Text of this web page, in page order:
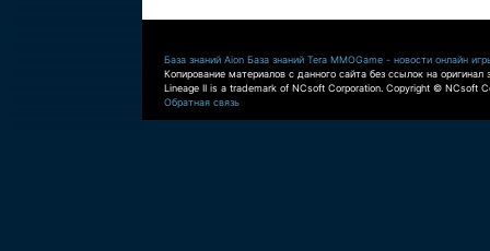
База знаний Aion База знаний Tera MMOGame - новости онлайн
Копирование материалов с данного сайта без ссылок на оригинал
Lineage II is a trademark of NCsoft Corporation. Copyright © NCsoft
Обратная связь